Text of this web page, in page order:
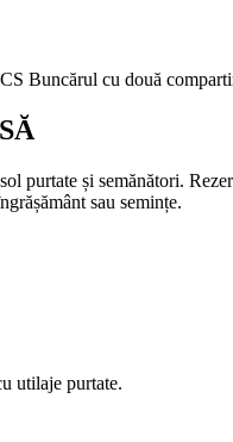
Buncărul cu două
și semănători.
sau semințe.
utilaje purtate.